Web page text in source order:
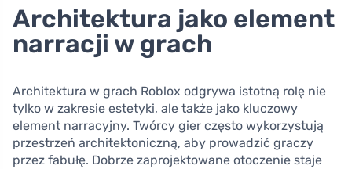
Architektura jako element
narracji w grach
Architektura w grach Roblox odgrywa istotną rolę nie
tylko w zakresie estetyki, ale także jako kluczowy
element narracyjny. Twórcy gier często wykorzystują
przestrzeń architektoniczną, aby prowadzić graczy
przez fabułę. Dobrze zaprojektowane otoczenie staje